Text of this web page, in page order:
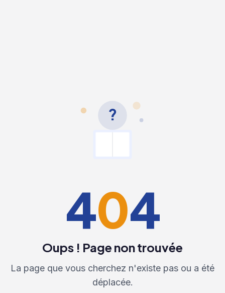
?
404
Oups ! Page non trouvée
La page que vous cherchez n'existe pas ou a été
déplacée.